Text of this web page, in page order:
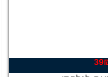
39₪
הנוכחי